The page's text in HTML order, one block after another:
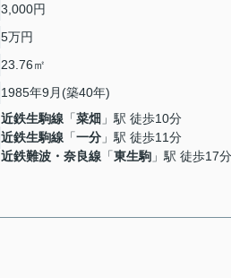
3,000円
5万円
23.76㎡
1985年9月(築40年)
近鉄生駒線 「菜畑 」駅 徒歩10分
近鉄生駒線 「一分 」駅 徒歩11分
近鉄難波・奈良線 「東生駒 」駅 徒歩17分